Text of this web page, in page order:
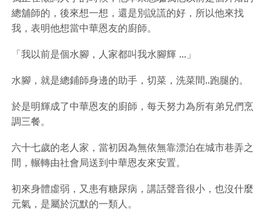
總舖師的，後來想一想，還是別說謊的好，所以他來找
我，表明他想當中華恩友的廚師。
「我以前是個水腳，人家都叫我水腳輝 ...」
水腳，就是總鋪師身邊的助手，切菜，洗菜間..跑腿的。
於是明輝成了中華恩友的廚師，每天努力為所有弟兄們烹
調三餐。
六十七歲的老人家，當初因為無依無靠漂泊在城市巷弄之
間，輾轉由社會局送到中華恩友來安置。
初來身體虛弱，又患有糖尿病，講話聲音很小，也沒什麼
元氣，是屬於沉默的一類人。